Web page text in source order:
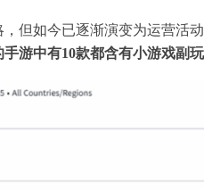
但如今已逐渐演变为运营活
手游中有10款都含有小游戏副